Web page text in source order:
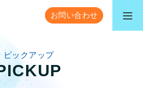
お問い合わせ
ピックアップ